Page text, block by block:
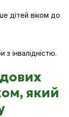
дітей віком до
з інвалідністю.
який